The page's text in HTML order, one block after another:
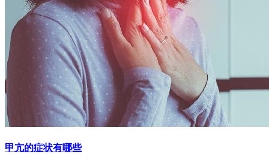
甲亢的症状有哪些